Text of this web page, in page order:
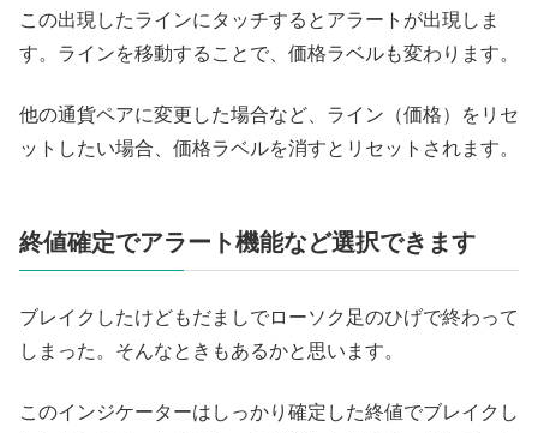
この出現したラインにタッチするとアラートが出現しま
す。ラインを移動することで、価格ラベルも変わります。
他の通貨ペアに変更した場合など、ライン（価格）をリセ
ットしたい場合、価格ラベルを消すとリセットされます。
終値確定でアラート機能など選択できます
ブレイクしたけどもだましでローソク足のひげで終わって
しまった。そんなときもあるかと思います。
このインジケーターはしっかり確定した終値でブレイクし